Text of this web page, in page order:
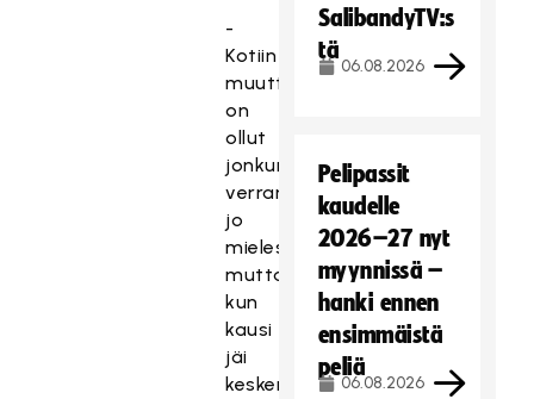
-
Kotiin
muuttaminen
on
ollut
jonkun
verran
jo
mielessä,
mutta
kun
kausi
jäi
kesken,
SalibandyTV:s
tä
06.08.2026
Pelipassit
kaudelle
2026–27 nyt
myynnissä –
hanki ennen
ensimmäistä
peliä
06.08.2026